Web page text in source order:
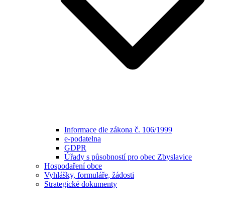
Informace dle zákona č. 106/1999
e-podatelna
GDPR
Úřady s působností pro obec Zbyslavice
Hospodaření obce
Vyhlášky, formuláře, žádosti
Strategické dokumenty